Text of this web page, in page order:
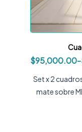
$95,000.00-
Set x 2
mate sobre